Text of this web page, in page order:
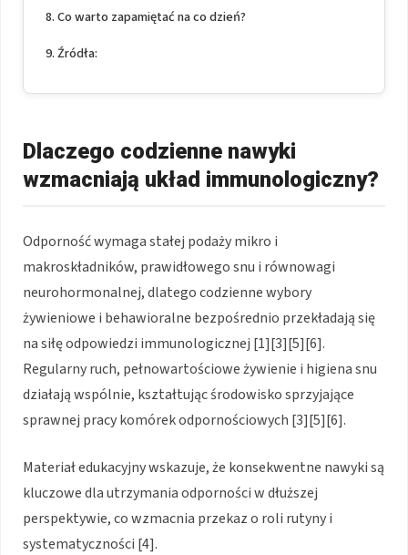
Co warto zapamiętać na co dzień?
Źródła:
Dlaczego codzienne nawyki
wzmacniają układ immunologiczny?
Odporność wymaga stałej podaży mikro i
makroskładników, prawidłowego snu i równowagi
neurohormonalnej, dlatego codzienne wybory
żywieniowe i behawioralne bezpośrednio przekładają się
na siłę odpowiedzi immunologicznej [1][3][5][6].
Regularny ruch, pełnowartościowe żywienie i higiena snu
działają wspólnie, kształtując środowisko sprzyjające
sprawnej pracy komórek odpornościowych [3][5][6].
Materiał edukacyjny wskazuje, że konsekwentne nawyki są
kluczowe dla utrzymania odporności w dłuższej
perspektywie, co wzmacnia przekaz o roli rutyny i
systematyczności [4].